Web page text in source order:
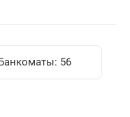
56